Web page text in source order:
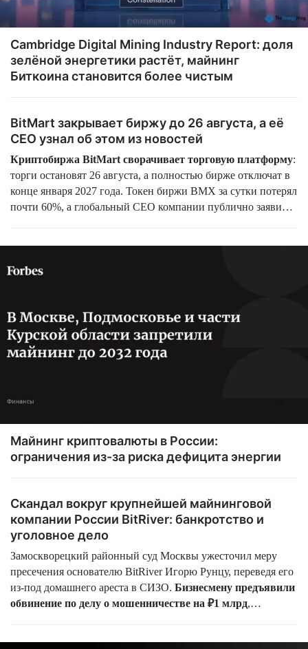
Cambridge Digital Mining Industry Report: доля
зелёной энергетики растёт, майнинг
Биткоина становится более чистым
BitMart закрывает биржу до 26 августа, а её
CEO узнал об этом из новостей
Криптобиржа BitMart сворачивает торговую платформу:
торги остановят 26 августа, а полностью бирже отключат в
конце января 2027 года. Токен биржи BMX за сутки потерял
почти 60%, а глобальный CEO компании публично заявил,
Майнинг криптовалюты в России:
ограничения из-за риска дефицита энергии
Скандал вокруг крупнейшей майнинговой
компании России BitRiver: банкротство и
уголовное дело
Замоскворецкий районный суд Москвы ужесточил меру
пресечения основателю BitRiver Игорю Рунцу, переведя его
из-под домашнего ареста в СИЗО. Бизнесмену предъявили
обвинение по делу о мошенничестве на ₽1 млрд,